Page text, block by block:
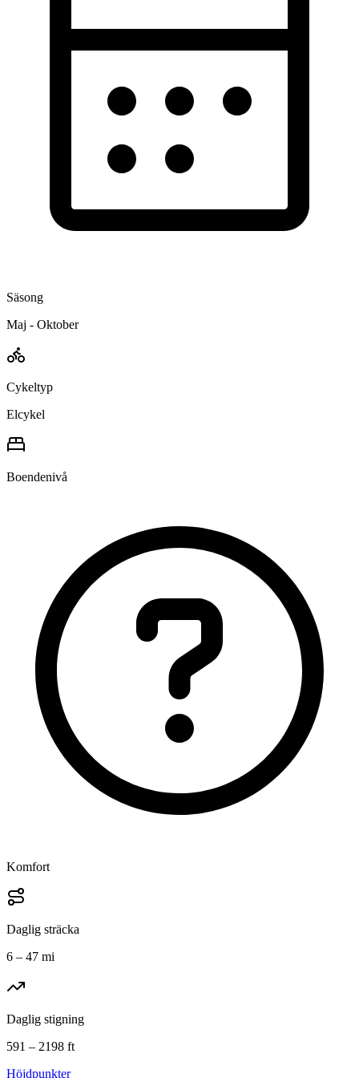
Säsong
Maj - Oktober
Cykeltyp
Elcykel
Boendenivå
Komfort
Daglig sträcka
6 – 47 mi
Daglig stigning
591 – 2198 ft
Höjdpunkter